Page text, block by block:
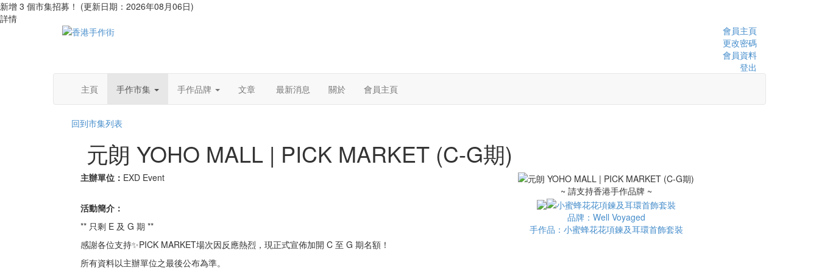
新增 3 個市集招募！ (更新日期：2026年08月06日)
詳情
會員主頁
更改密碼
會員資料
登出
主頁
手作市集 手作品牌 文章 最新消息 關於 會員主頁
回到市集列表
元朗 YOHO MALL | PICK MARKET (C-G期)
~ 請支持香港手作品牌 ~
品牌：Well Voyaged
手作品：小蜜蜂花花項鍊及耳環首飾套裝
主辦單位： EXD Event
活動簡介：
** 只剩 E 及 G 期 **
感謝各位支持✨PICK MARKET場次因反應熱烈，現正式宣佈加開 C 至 G 期名額！
所有資料以主辦單位之最後公布為準。